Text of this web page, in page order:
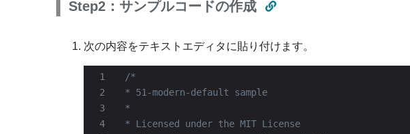
Step2：サンプルコードの作成
次の内容をテキストエディタに貼り付けます。
1
3
4